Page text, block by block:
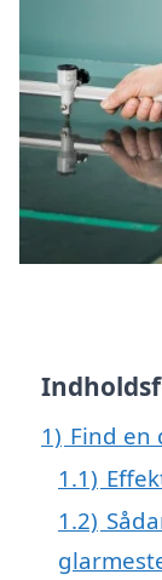
1) Find en
1.1)
1.2)